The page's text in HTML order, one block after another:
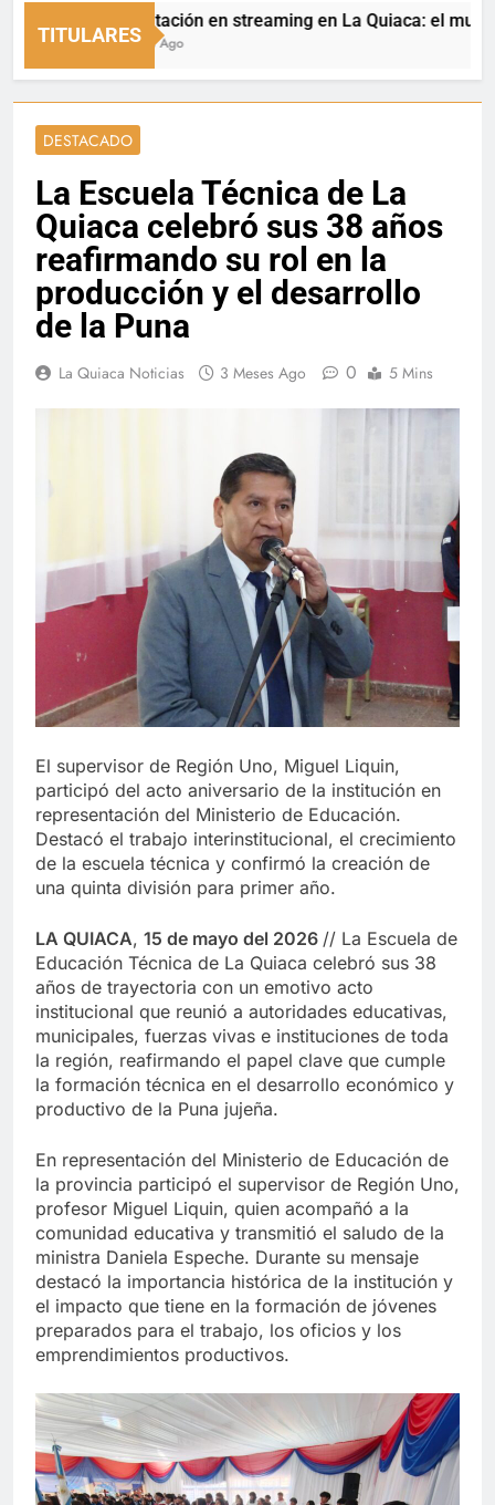
TITULARES
Capacitación en streaming en La Quiaca: el municipio
14 Horas Ago
DESTACADO
La Escuela Técnica de La
Quiaca celebró sus 38 años
reafirmando su rol en la
producción y el desarrollo
de la Puna
La Quiaca Noticias 3 Meses Ago 0 5 Mins
El supervisor de Región Uno, Miguel Liquin,
participó del acto aniversario de la institución en
representación del Ministerio de Educación.
Destacó el trabajo interinstitucional, el crecimiento
de la escuela técnica y confirmó la creación de
una quinta división para primer año.
LA QUIACA, 15 de mayo del 2026 // La Escuela de
Educación Técnica de La Quiaca celebró sus 38
años de trayectoria con un emotivo acto
institucional que reunió a autoridades educativas,
municipales, fuerzas vivas e instituciones de toda
la región, reafirmando el papel clave que cumple
la formación técnica en el desarrollo económico y
productivo de la Puna jujeña.
En representación del Ministerio de Educación de
la provincia participó el supervisor de Región Uno,
profesor Miguel Liquin, quien acompañó a la
comunidad educativa y transmitió el saludo de la
ministra Daniela Espeche. Durante su mensaje
destacó la importancia histórica de la institución y
el impacto que tiene en la formación de jóvenes
preparados para el trabajo, los oficios y los
emprendimientos productivos.